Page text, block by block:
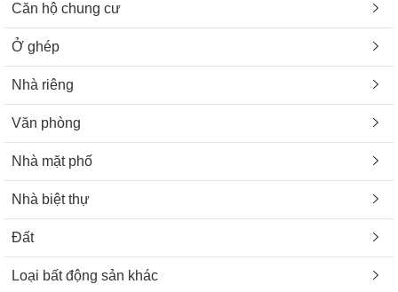
Căn hộ chung cư
Ở ghép
Nhà riêng
Văn phòng
Nhà mặt phố
Nhà biệt thự
Đất
Loại bất động sản khác